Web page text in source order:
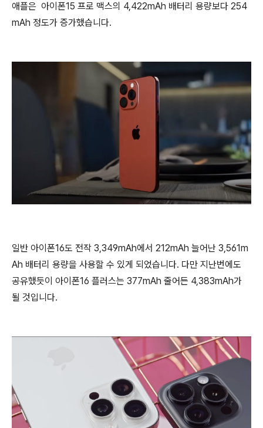
애플은 아이폰15 프로 맥스의 4,422mAh 배터리 용량보다 254
mAh 정도가 증가했습니다.
일반 아이폰16도 전작 3,349mAh에서 212mAh 늘어난 3,561m
Ah 배터리 용량을 사용할 수 있게 되었습니다. 다만 지난번에도
공유했듯이 아이폰16 플러스는 377mAh 줄어든 4,383mAh가
될 것입니다.